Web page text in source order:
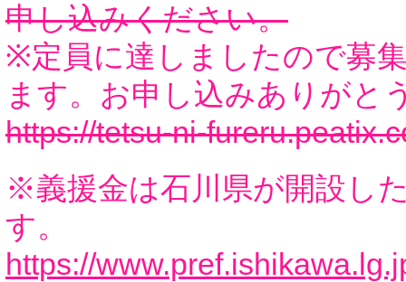
申し込みください。
※定員に達しましたので募
ます。お申し込みありがと
https://tetsu-ni-
※義援金は石川県が開設し
す。
https://